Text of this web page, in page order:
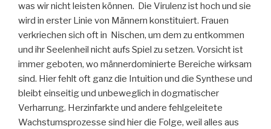
was wir nicht leisten können. Die Virulenz ist hoch und sie
wird in erster Linie von Männern konstituiert. Frauen
verkriechen sich oft in Nischen, um dem zu entkommen
und ihr Seelenheil nicht aufs Spiel zu setzen. Vorsicht ist
immer geboten, wo männerdominierte Bereiche wirksam
sind. Hier fehlt oft ganz die Intuition und die Synthese und
bleibt einseitig und unbeweglich in dogmatischer
Verharrung. Herzinfarkte und andere fehlgeleitete
Wachstumsprozesse sind hier die Folge, weil alles aus